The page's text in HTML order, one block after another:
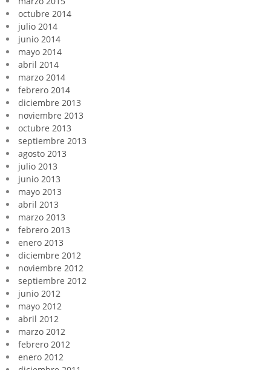
octubre 2014
julio 2014
junio 2014
mayo 2014
abril 2014
marzo 2014
febrero 2014
diciembre 2013
noviembre 2013
octubre 2013
septiembre 2013
agosto 2013
julio 2013
junio 2013
mayo 2013
abril 2013
marzo 2013
febrero 2013
enero 2013
diciembre 2012
noviembre 2012
septiembre 2012
junio 2012
mayo 2012
abril 2012
marzo 2012
febrero 2012
enero 2012